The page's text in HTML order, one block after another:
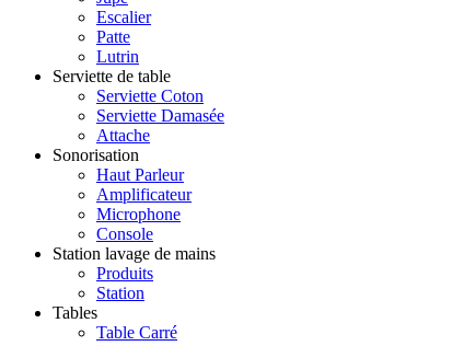
Escalier
Patte
Lutrin
Serviette de table
Serviette Coton
Serviette Damasée
Attache
Sonorisation
Haut Parleur
Amplificateur
Microphone
Console
Station lavage de mains
Produits
Station
Tables
Table Carré